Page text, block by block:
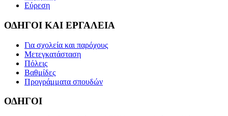
Εύρεση
ΟΔΗΓΟΙ ΚΑΙ ΕΡΓΑΛΕΙΑ
Για σχολεία και παρόχους
Μετεγκατάσταση
Πόλεις
Βαθμίδες
Προγράμματα σπουδών
ΟΔΗΓΟΙ